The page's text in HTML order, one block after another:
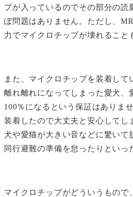
プが入っているのでその部分の読
ぼ問題はありません。ただし、
力でマイクロチップが壊れること
また、マイクロチップを装着して
離れ離れになってしまった愛犬、
100％になるという保証はありま
装着したので大丈夫と安心してし
犬や愛猫が大きい音などに驚いて
同行避難の準備を怠ったりといっ
マイクロチップがどういうもので